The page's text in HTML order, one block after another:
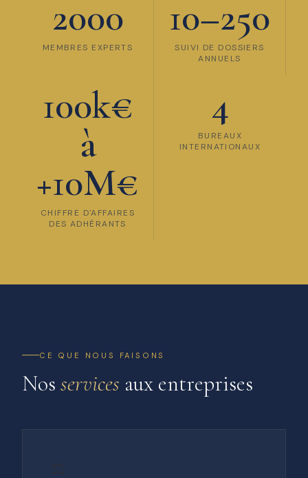
2000
MEMBRES EXPERTS
10–250
SUIVI DE DOSSIERS
ANNUELS
100k€
à
+10M€
CHIFFRE D'AFFAIRES
DES ADHÉRANTS
4
BUREAUX
INTERNATIONAUX
CE QUE NOUS FAISONS
Nos services aux entreprises